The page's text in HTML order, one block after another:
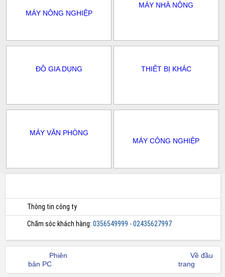
MÁY NÔNG NGHIỆP
MÁY NHÀ NÔNG
ĐỒ GIA DỤNG THIẾT BỊ KHÁC
MÁY VĂN PHÒNG
MÁY CÔNG NGHIỆP
Thông tin công ty
Chăm sóc khách hàng: 0356549999 - 02435627997
Phiên
bản PC
Về đầu
trang